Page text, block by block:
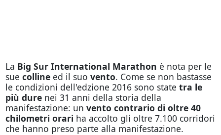
La Big Sur International Marathon è nota per le
sue collineed il suo vento. Come se non bastasse
le condizioni dell'edzione 2016 sono state tra le
più dure nei 31 anni della storia della
manifestazione: un vento contrario di oltre 40
chilometri orari ha accolto gli oltre 7.100 corridori
che hanno preso parte alla manifestazione.